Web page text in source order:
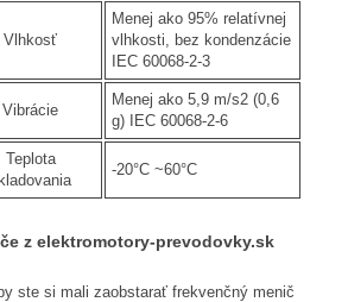
Vlhkosť
Menej ako 95% relatívnej
vlhkosti, bez kondenzácie
IEC 60068-2-3
Vibrácie
Menej ako 5,9 m/s2 (0,6
g) IEC 60068-2-6
Teplota
-20°C ~60°C
z elektromotory-prevodovky.sk
ste si mali zaobstarať frekvenčný menič